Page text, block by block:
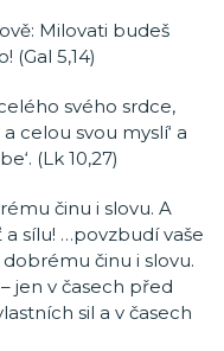
Milovati budeš
(Gal 5,14)
svého srdce,
celou svou myslí‘ a
(Lk 10,27)
činu i slovu. A
sílu! …povzbudí vaše
činu i slovu.
jen v časech před
sil a v časech